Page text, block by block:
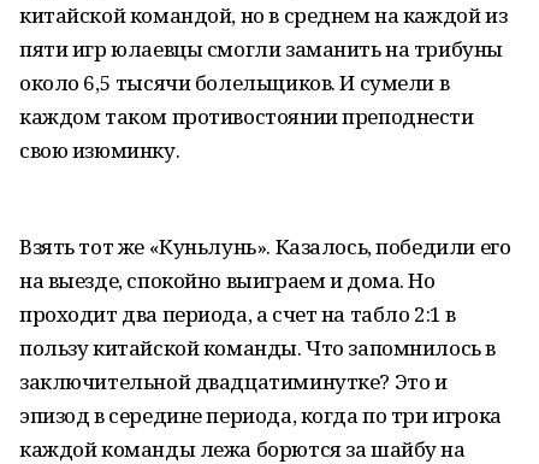
китайской командой, но в среднем на каждой из
пяти игр юлаевцы смогли заманить на трибуны
около 6,5 тысячи болельщиков. И сумели в
каждом таком противостоянии преподнести
свою изюминку.
Взять тот же «Куньлунь». Казалось, победили его
на выезде, спокойно выиграем и дома. Но
проходит два периода, а счет на табло 2:1 в
пользу китайской команды. Что запомнилось в
заключительной двад­цатиминутке? Это и
эпизод в середине периода, когда по три игрока
каждой команды лежа борются за шайбу на